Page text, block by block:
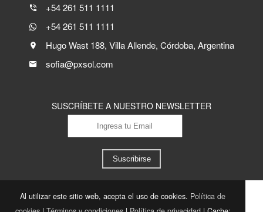
+54 261 511 1111
+54 261 511 1111
Hugo Wast 188, Villa Allende, Córdoba, Argentina
sofia@pxsol.com
SUSCRÍBETE A NUESTRO NEWSLETTER
Suscribirse
Al utilizar este sitio web, acepta el uso de cookies. Política de